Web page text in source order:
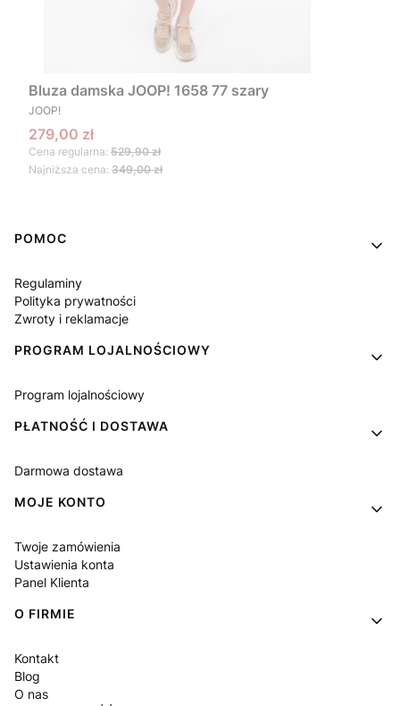
Bluza damska JOOP! 1658 77 szary
PRODUCENT
JOOP!
Cena promocyjna
279,00 zł
Cena regularna: 529,90 zł
Najniższa cena: 349,00 zł
Linki w stopce
POMOC
Regulaminy
Polityka prywatności
Zwroty i reklamacje
PROGRAM LOJALNOŚCIOWY
Program lojalnościowy
PŁATNOŚĆ I DOSTAWA
Darmowa dostawa
MOJE KONTO
Twoje zamówienia
Ustawienia konta
Panel Klienta
O FIRMIE
Kontakt
Blog
O nas